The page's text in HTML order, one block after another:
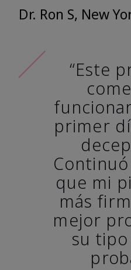
Dr. Ron S, New
“Este
primer
que mi
más
mejor
su